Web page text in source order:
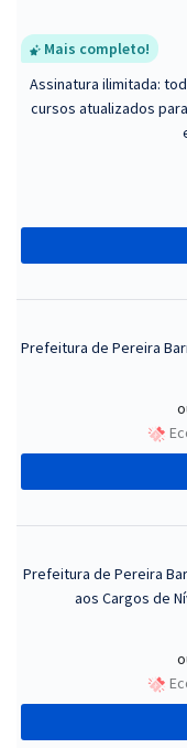
Mais completo!
Assinatura ilimitada:
cursos atualizados
Prefeitura de Pereira
Prefeitura de Pereira
aos Cargos de